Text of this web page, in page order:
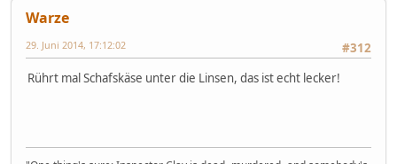
Warze
#312
29. Juni 2014, 17:12:02
Rührt mal Schafskäse unter die Linsen, das ist echt lecker!